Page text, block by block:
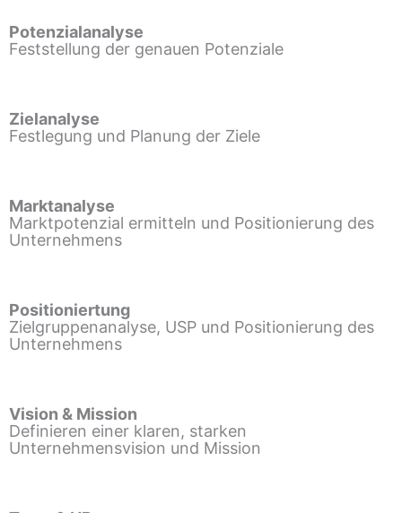
Potenzialanalyse
Feststellung der genauen Potenziale
Zielanalyse
Festlegung und Planung der Ziele
Marktanalyse
Marktpotenzial ermitteln und Positionierung des
Unternehmens
Positioniertung
Zielgruppenanalyse, USP und Positionierung des
Unternehmens
Vision & Mission
Definieren einer klaren, starken
Unternehmensvision und Mission